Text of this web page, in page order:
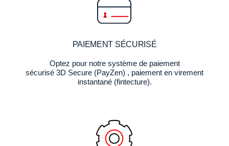
PAIEMENT SÉCURISÉ
Optez pour notre système de paiement
sécurisé 3D Secure (PayZen) , paiement en virement
instantané (fintecture).